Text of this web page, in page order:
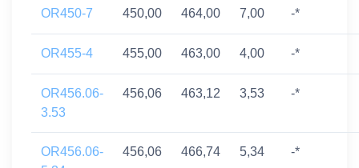
OR450-7 450,00 464,00 7,00 -*
OR455-4 455,00 463,00 4,00 -*
OR456.06-
3.53
456,06 463,12 3,53 -*
OR456.06-
456,06 466,74 5,34 -*